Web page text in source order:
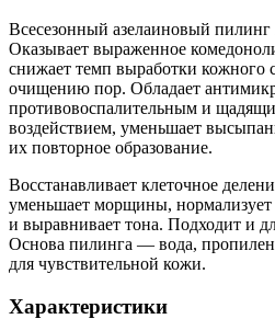
Всесезонный азелаиновый
Оказывает выраженное
снижает темп выработки кожного
очищению пор. Обладает
противовоспалительным и
воздействием, уменьшает
их повторное образование.
Восстанавливает клеточное
уменьшает морщины, нормализует
и выравнивает тона. Подходит и
Основа пилинга — вода,
для чувствительной кожи.
Характеристики